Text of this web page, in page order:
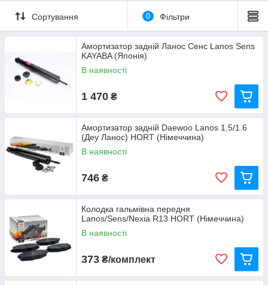
Сортування 0 Фільтри
Амортизатор задній Ланос Сенс Lanos Sens
KAYABA (Японія)
В наявності
1 470 ₴
Амортизатор задній Daewoo Lanos 1.5/1.6
(Деу Ланос) HORT (Німеччина)
В наявності
746 ₴
Колодка гальмівна передня
Lanos/Sens/Nexia R13 HORT (Німеччина)
В наявності
373 ₴/комплект